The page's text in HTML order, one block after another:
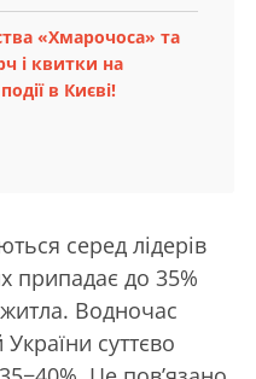
«Хмарочоса» та
і квитки на
в Києві!
серед лідерів
припадає до 35%
Водночас
суттєво